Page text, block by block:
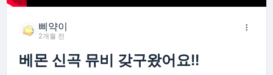
삐약이
2개월 전
베몬 신곡 뮤비 갖구왔어요!!